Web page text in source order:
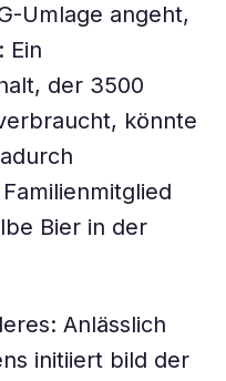
Umlage angeht,
Ein
der 3500
könnte
Bier in der
Anlässlich
initiiert bild der